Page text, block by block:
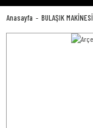
Anasayfa BULAŞIK MAKİNESİ